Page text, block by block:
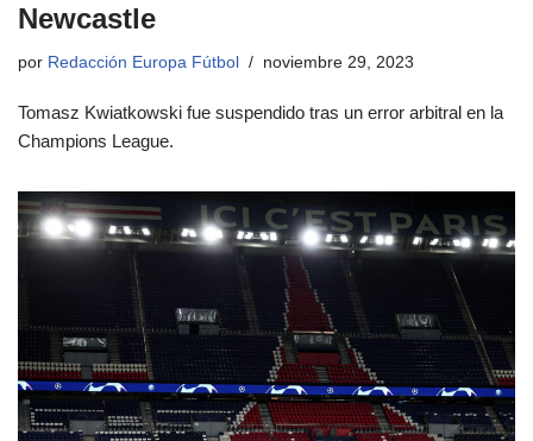
Newcastle
por Redacción Europa Fútbol noviembre 29, 2023
Tomasz Kwiatkowski fue suspendido tras un error arbitral en la
Champions League.